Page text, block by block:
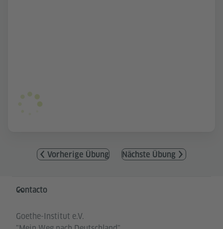
Vorherige Übung Nächste Übung
Service- und Informationsbereich
Contacto
Goethe-Institut e.V.